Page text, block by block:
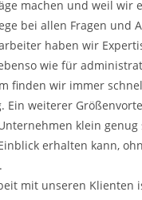
machen und weil wir
bei allen Fragen und
haben wir
wie für
finden wir immer
Ein weiterer
klein genug
erhalten kann,
mit unseren Klienten